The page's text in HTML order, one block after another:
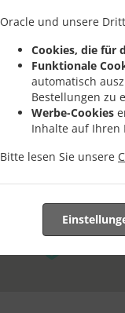
Oracle und unsere
Cookies, die für
Funktionale
automatisch
Bestellungen zu
Werbe-Cookies
Inhalte auf Ihren
Bitte lesen Sie unsere